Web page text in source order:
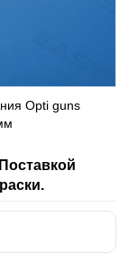
Opti guns